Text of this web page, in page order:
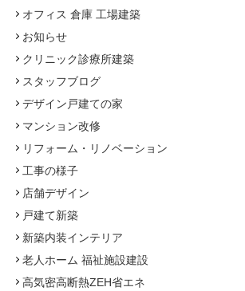
オフィス 倉庫 工場建築
お知らせ
クリニック診療所建築
スタッフブログ
デザイン戸建ての家
マンション改修
リフォーム・リノベーション
工事の様子
店舗デザイン
戸建て新築
新築内装インテリア
老人ホーム 福祉施設建設
高気密高断熱ZEH省エネ